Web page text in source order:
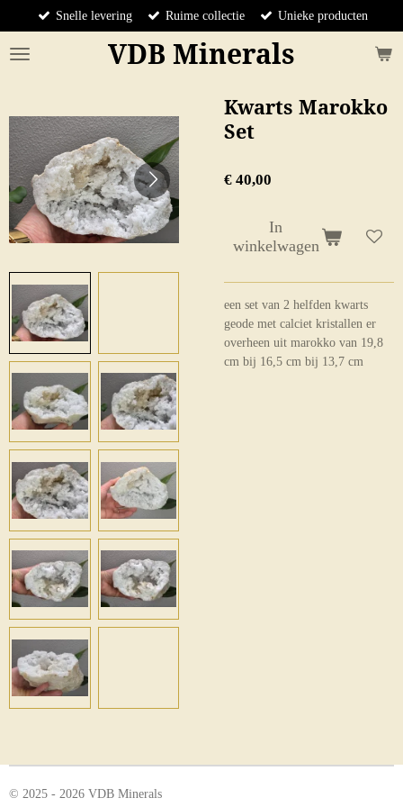
direct
naar
VDB Minerals
Snelle levering Ruime collectie Unieke producten
Kwarts Marokko
Set
€ 40,00
In
winkelwagen
een set van 2 helfden kwarts
geode met calciet kristallen er
overheen uit marokko van 19,8
cm bij 16,5 cm bij 13,7 cm
© 2025 - 2026 VDB Minerals